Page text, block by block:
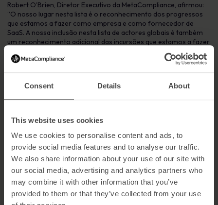
Consent Details About
This website uses cookies
We use cookies to personalise content and ads, to
provide social media features and to analyse our traffic.
We also share information about your use of our site with
our social media, advertising and analytics partners who
may combine it with other information that you’ve
provided to them or that they’ve collected from your use
Robert O’Brien, Diretor Executivo da MetaCompliance, afirmou:
“O nosso lugar nesta lista é o reconhecimento dos progressos
que estamos a fazer como empresa e como fornecedor de
SaaS. A nossa inclusão nesta lista de actores globais é também
um reconhecimento adicional das incursões que estamos a fazer
como empresa. Temos agora um apelo verdadeiramente global,
oferecendo produtos de elevado valor em matéria de
mundo.”
Podes obter capturas de ecrã e fotografias a pedido.
Informações de contacto:
Paul Mullin
MetaCompliance
Tel: +44 (0)20 7917 9527
pmullin@metacompliance.com
Sobre a MetaCompliance